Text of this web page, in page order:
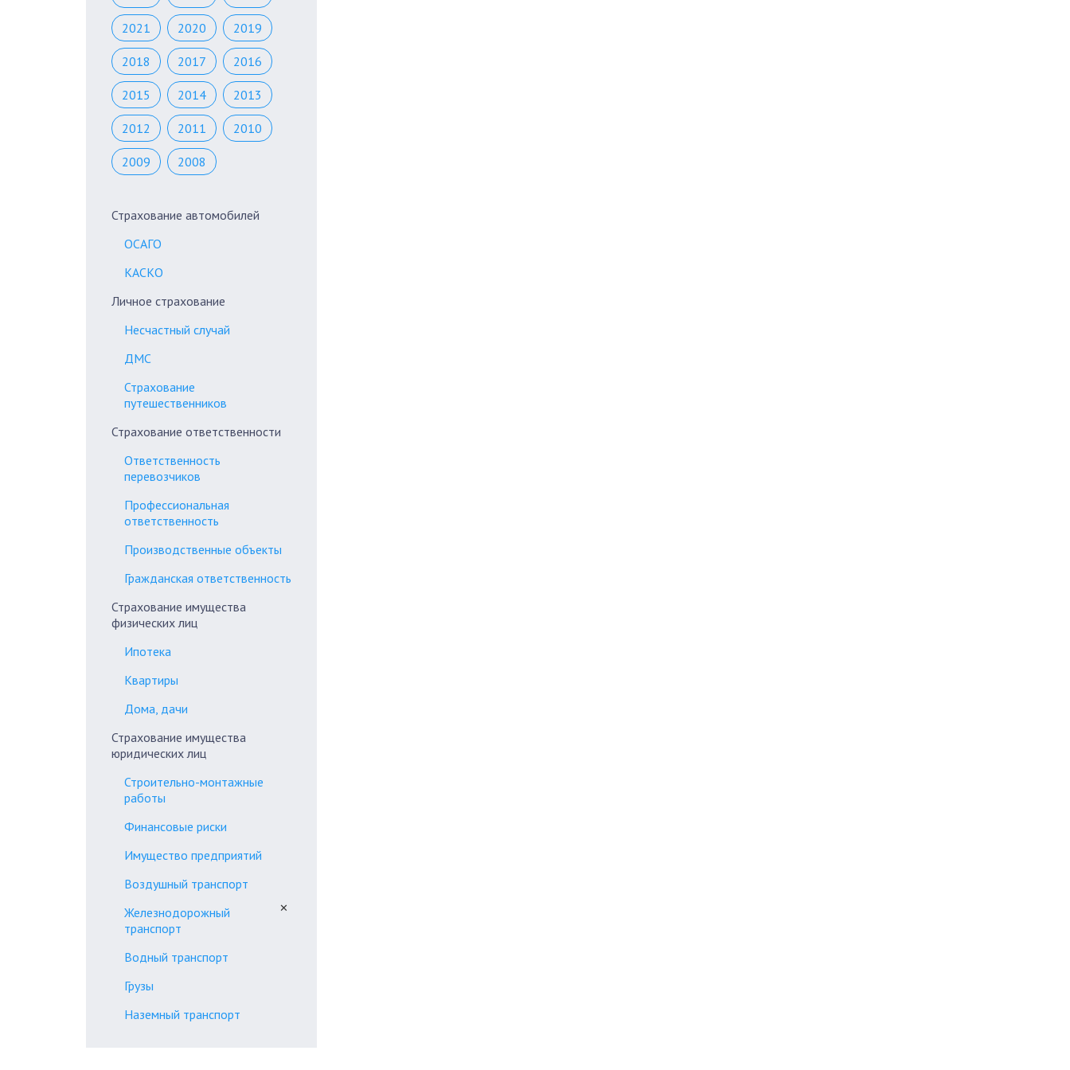
2021 2020 2019
2018 2017 2016
2015 2014 2013
2012 2011 2010
2009 2008
Страхование автомобилей
ОСАГО
КАСКО
Личное страхование
Несчастный случай
ДМС
Страхование
путешественников
Страхование ответственности
Ответственность
перевозчиков
Профессиональная
ответственность
Производственные объекты
Гражданская ответственность
Страхование имущества
физических лиц
Ипотека
Квартиры
Дома, дачи
Страхование имущества
юридических лиц
Строительно-монтажные
работы
Финансовые риски
Имущество предприятий
Воздушный транспорт
Железнодорожный
транспорт
✕
Водный транспорт
Грузы
Наземный транспорт